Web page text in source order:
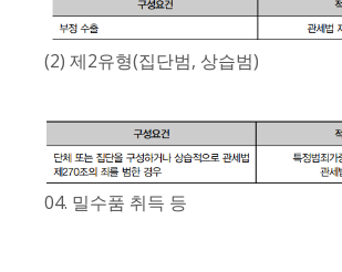
(2) 제2유형(집단범, 상습범)
04. 밀수품 취득 등